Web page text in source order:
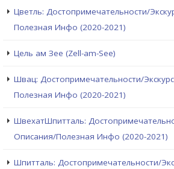
Цветль: Достопримечательности/
Полезная Инфо (2020-2021)
Цель ам Зее (Zell-am-See)
Швац: Достопримечательности/
Полезная Инфо (2020-2021)
ШвехатШпитталь:
Описания/Полезная Инфо (2020-2021)
Шпитталь: Достопримечательности/